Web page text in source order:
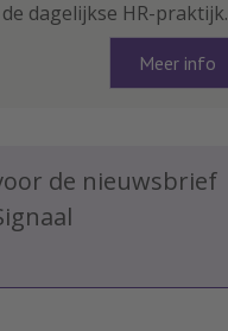
dagelijkse HR-praktijk.
Meer info
de nieuwsbrief